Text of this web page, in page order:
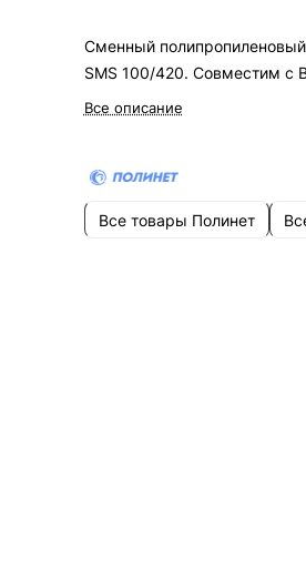
Сменный
SMS 100/420. Совместим с
Все описание
Все товары Полинет